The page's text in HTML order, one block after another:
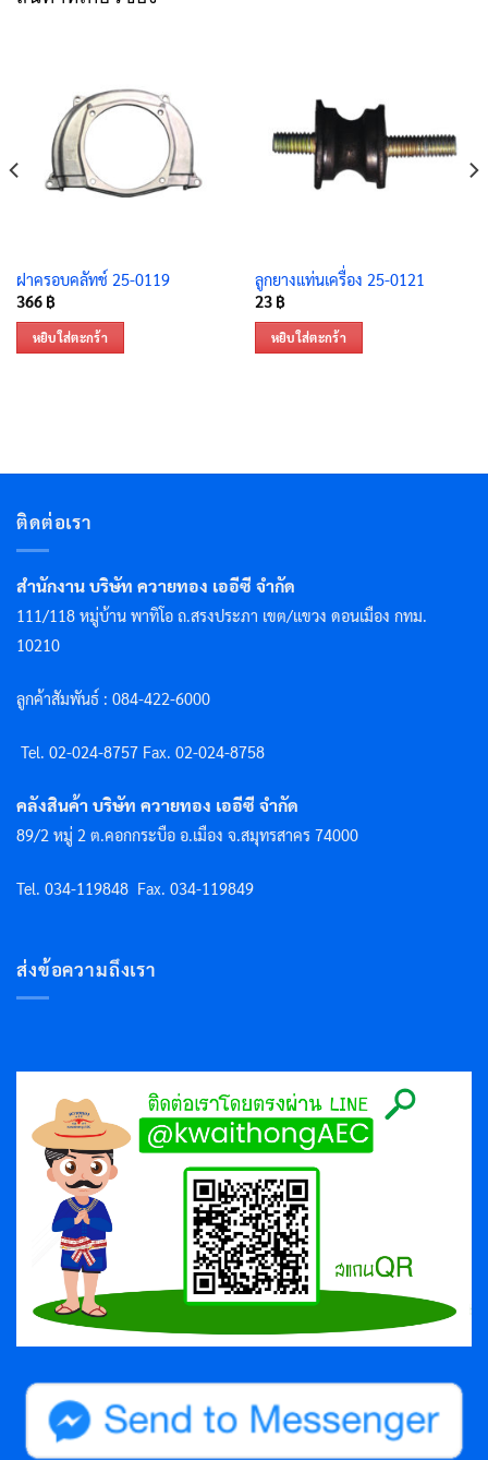
ฝาครอบคลัทช์ 25-0119
366 ฿
หยิบใส่ตะกร้า
ลูกยางแท่นเครื่อง 25-0121
23 ฿
หยิบใส่ตะกร้า
ติดต่อเรา
สำนักงาน บริษัท ควายทอง เออีซี จำกัด
111/118 หมู่บ้าน พาทิโอ ถ.สรงประภา เขต/แขวง ดอนเมือง กทม.
10210
ลูกค้าสัมพันธ์ : 084-422-6000
Tel. 02-024-8757 Fax. 02-024-8758
คลังสินค้า บริษัท ควายทอง เออีซี จำกัด
89/2 หมู่ 2 ต.คอกกระบือ อ.เมือง จ.สมุทรสาคร 74000
Tel. 034-119848 Fax. 034-119849
ส่งข้อความถึงเรา